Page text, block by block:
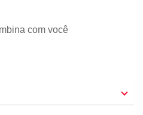
com você